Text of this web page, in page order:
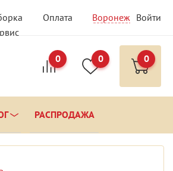
Оплата
Контакты
Воронеж Войти
0 0 0
РАСПРОДАЖА